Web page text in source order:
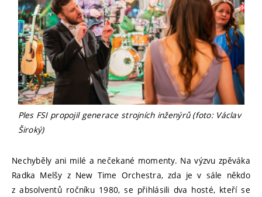
Ples FSI propojil generace strojních inženýrů (foto: Václav
Široký)
Nechyběly ani milé a nečekané momenty. Na výzvu zpěváka
Radka Melšy z New Time Orchestra, zda je v sále někdo
z absolventů ročníku 1980, se přihlásili dva hosté, kteří se